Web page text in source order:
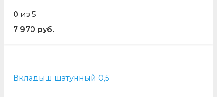
0 из 5
7 970 руб.
Вкладыш шатунный 0,5